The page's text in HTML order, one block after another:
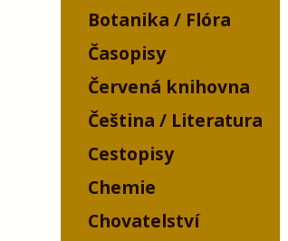
Botanika / Flóra
Časopisy
Červená knihovna
Čeština / Literatura
Cestopisy
Chemie
Chovatelství